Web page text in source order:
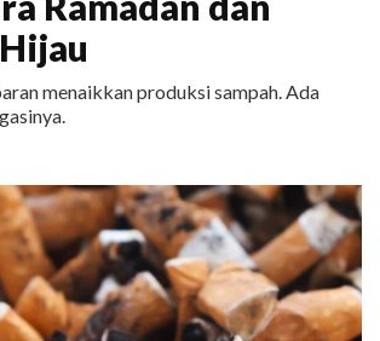
menaikkan produksi sampah. Ada